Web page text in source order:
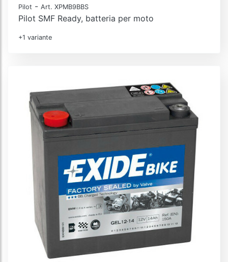
Pilot - Art. XPMB9BBS
Pilot SMF Ready, batteria per moto
+1 variante